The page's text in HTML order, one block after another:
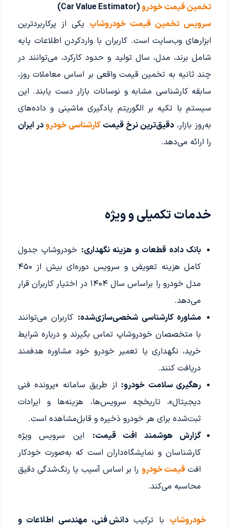
تخمین قیمت خودرو(Car Value Estimator)
سرویس تخمین قیمت خودروشاپ یکی از پرکاربردترین
ابزارهای وب‌سایت است. کاربران با واردکردن اطلاعات پایه
شامل برند، مدل، سال تولید و حدود کارکرد، می‌توانند در
چند ثانیه به تخمین قیمت واقعی بر اساس معاملات روز،
سابقه کارشناسی مشابه و نوسانات بازار دست یابند. این
سیستم با تکیه بر الگوریتم یادگیری ماشینی و داده‌های
به‌روز بازار، دقیق‌ترین نرخ قیمتکارشناسی خودرو در ایران
را ارائه می‌دهد.
خدمات تکمیلی و ویژه
بانک داده قطعات و هزینه نگهداری: خودروشاپ جدول
کامل هزینه تعویض و سرویس دوره‌ای بیش از ۴۵۰
مدل خودرو را براساس سال ۱۴۰۴ در اختیار کاربران قرار
می‌دهد.
مشاوره کارشناسی شخصی‌سازی‌شده: کاربران می‌توانند
با متخصصان خودروشاپ تماس بگیرند و درباره شرایط
خرید، نگهداری یا تعمیر خودرو خود مشاوره هدفمند
دریافت کنند.
رهگیری سلامت خودرو: از طریق سامانه «پرونده فنی
دیجیتال»، تاریخچه سرویس‌ها، هزینه‌ها و ایرادات
ثبت‌شده برای هر خودرو ذخیره و قابل‌مشاهده است.
گزارش هوشمند افت قیمت: این سرویس ویژه
کارشناسان و نمایشگاه‌داران است که به‌صورت خودکار
افتقیمت خودرو را بر اساس آسیب یا رنگ‌شدگی دقیق
محاسبه می‌کند.
خودروشاپ با ترکیبدانش فنی، مهندسی اطلاعات و